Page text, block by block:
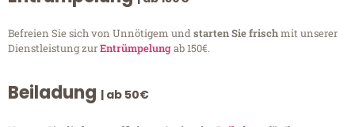
Befreien Sie sich von Unnötigem undstarten Sie frischmit unserer
Dienstleistung zurEntrümpelungab 150€.
Beiladung | ab 50€